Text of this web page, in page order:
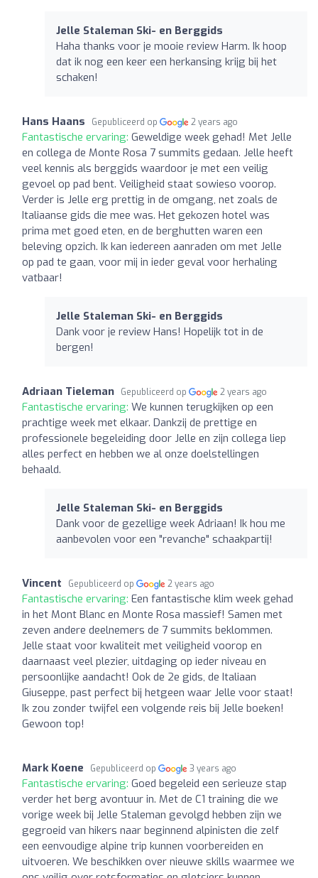
Jelle Staleman Ski- en Berggids
Haha thanks voor je mooie review Harm. Ik hoop
dat ik nog een keer een herkansing krijg bij het
schaken!
Hans Haans Gepubliceerd op 2 years ago
Fantastische ervaring: Geweldige week gehad! Met Jelle
en collega de Monte Rosa 7 summits gedaan. Jelle heeft
veel kennis als berggids waardoor je met een veilig
gevoel op pad bent. Veiligheid staat sowieso voorop.
Verder is Jelle erg prettig in de omgang, net zoals de
Italiaanse gids die mee was. Het gekozen hotel was
prima met goed eten, en de berghutten waren een
beleving opzich. Ik kan iedereen aanraden om met Jelle
op pad te gaan, voor mij in ieder geval voor herhaling
vatbaar!
Jelle Staleman Ski- en Berggids
Dank voor je review Hans! Hopelijk tot in de
bergen!
Adriaan Tieleman Gepubliceerd op 2 years ago
Fantastische ervaring: We kunnen terugkijken op een
prachtige week met elkaar. Dankzij de prettige en
professionele begeleiding door Jelle en zijn collega liep
alles perfect en hebben we al onze doelstellingen
behaald.
Jelle Staleman Ski- en Berggids
Dank voor de gezellige week Adriaan! Ik hou me
aanbevolen voor een "revanche" schaakpartij!
Vincent Gepubliceerd op 2 years ago
Fantastische ervaring: Een fantastische klim week gehad
in het Mont Blanc en Monte Rosa massief! Samen met
zeven andere deelnemers de 7 summits beklommen.
Jelle staat voor kwaliteit met veiligheid voorop en
daarnaast veel plezier, uitdaging op ieder niveau en
persoonlijke aandacht! Ook de 2e gids, de Italiaan
Giuseppe, past perfect bij hetgeen waar Jelle voor staat!
Ik zou zonder twijfel een volgende reis bij Jelle boeken!
Gewoon top!
Mark Koene Gepubliceerd op 3 years ago
Fantastische ervaring: Goed begeleid een serieuze stap
verder het berg avontuur in. Met de C1 training die we
vorige week bij Jelle Staleman gevolgd hebben zijn we
gegroeid van hikers naar beginnend alpinisten die zelf
een eenvoudige alpine trip kunnen voorbereiden en
uitvoeren. We beschikken over nieuwe skills waarmee we